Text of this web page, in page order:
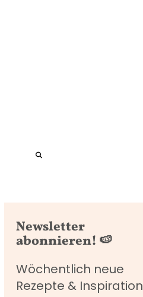
Newsletter
abonnieren! 🍉
Wöchentlich neue
Rezepte & Inspiration